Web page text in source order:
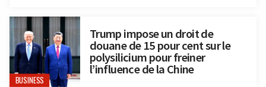
BUSINESS
Trump impose un droit de
douane de 15 pour cent sur le
polysilicium pour freiner
l’influence de la Chine